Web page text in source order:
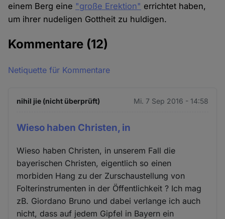
einem Berg eine "große Erektion" errichtet haben,
um ihrer nudeligen Gottheit zu huldigen.
Kommentare (12)
Netiquette für Kommentare
nihil jie (nicht überprüft) Mi. 7 Sep 2016 - 14:58
Wieso haben Christen, in
Wieso haben Christen, in unserem Fall die
bayerischen Christen, eigentlich so einen
morbiden Hang zu der Zurschaustellung von
Folterinstrumenten in der Öffentlichkeit ? Ich mag
zB. Giordano Bruno und dabei verlange ich auch
nicht, dass auf jedem Gipfel in Bayern ein